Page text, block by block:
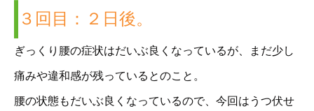
３回目：２日後。
ぎっくり腰の症状はだいぶ良くなっているが、まだ少し
痛みや違和感が残っているとのこと。
腰の状態もだいぶ良くなっているので、今回はうつ伏せ